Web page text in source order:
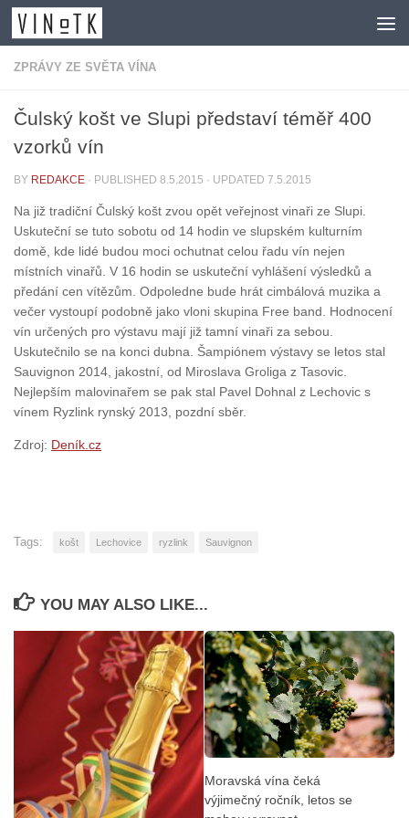
Skip to content
ZPRÁVY ZE SVĚTA VÍNA
Čulský košt ve Slupi představí téměř 400
vzorků vín
BY REDAKCE · PUBLISHED 8.5.2015 · UPDATED 7.5.2015
Na již tradiční Čulský košt zvou opět veřejnost vinaři ze Slupi.
Uskuteční se tuto sobotu od 14 hodin ve slupském kulturním
domě, kde lidé budou moci ochutnat celou řadu vín nejen
místních vinařů. V 16 hodin se uskuteční vyhlášení výsledků a
předání cen vítězům. Odpoledne bude hrát cimbálová muzika a
večer vystoupí podobně jako vloni skupina Free band. Hodnocení
vín určených pro výstavu mají již tamní vinaři za sebou.
Uskutečnilo se na konci dubna. Šampiónem výstavy se letos stal
Sauvignon 2014, jakostní, od Miroslava Groliga z Tasovic.
Nejlepším malovinařem se pak stal Pavel Dohnal z Lechovic s
vínem Ryzlink rynský 2013, pozdní sběr.
Zdroj: Deník.cz
Tags: košt Lechovice ryzlink Sauvignon
YOU MAY ALSO LIKE...
Moravská vína čeká
výjimečný ročník, letos se